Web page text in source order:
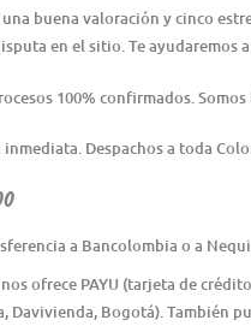
buena valoración y cinco
en el sitio. Te ayudaremos
100% confirmados.
Despachos a toda
a Bancolombia o a
ofrece PAYU (tarjeta de
Bogotá). También